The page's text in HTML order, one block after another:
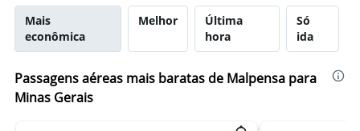
Mais
econômica
Melhor
Última
hora
Só
ida
Passagens aéreas mais baratas de Malpensa para
Minas Gerais